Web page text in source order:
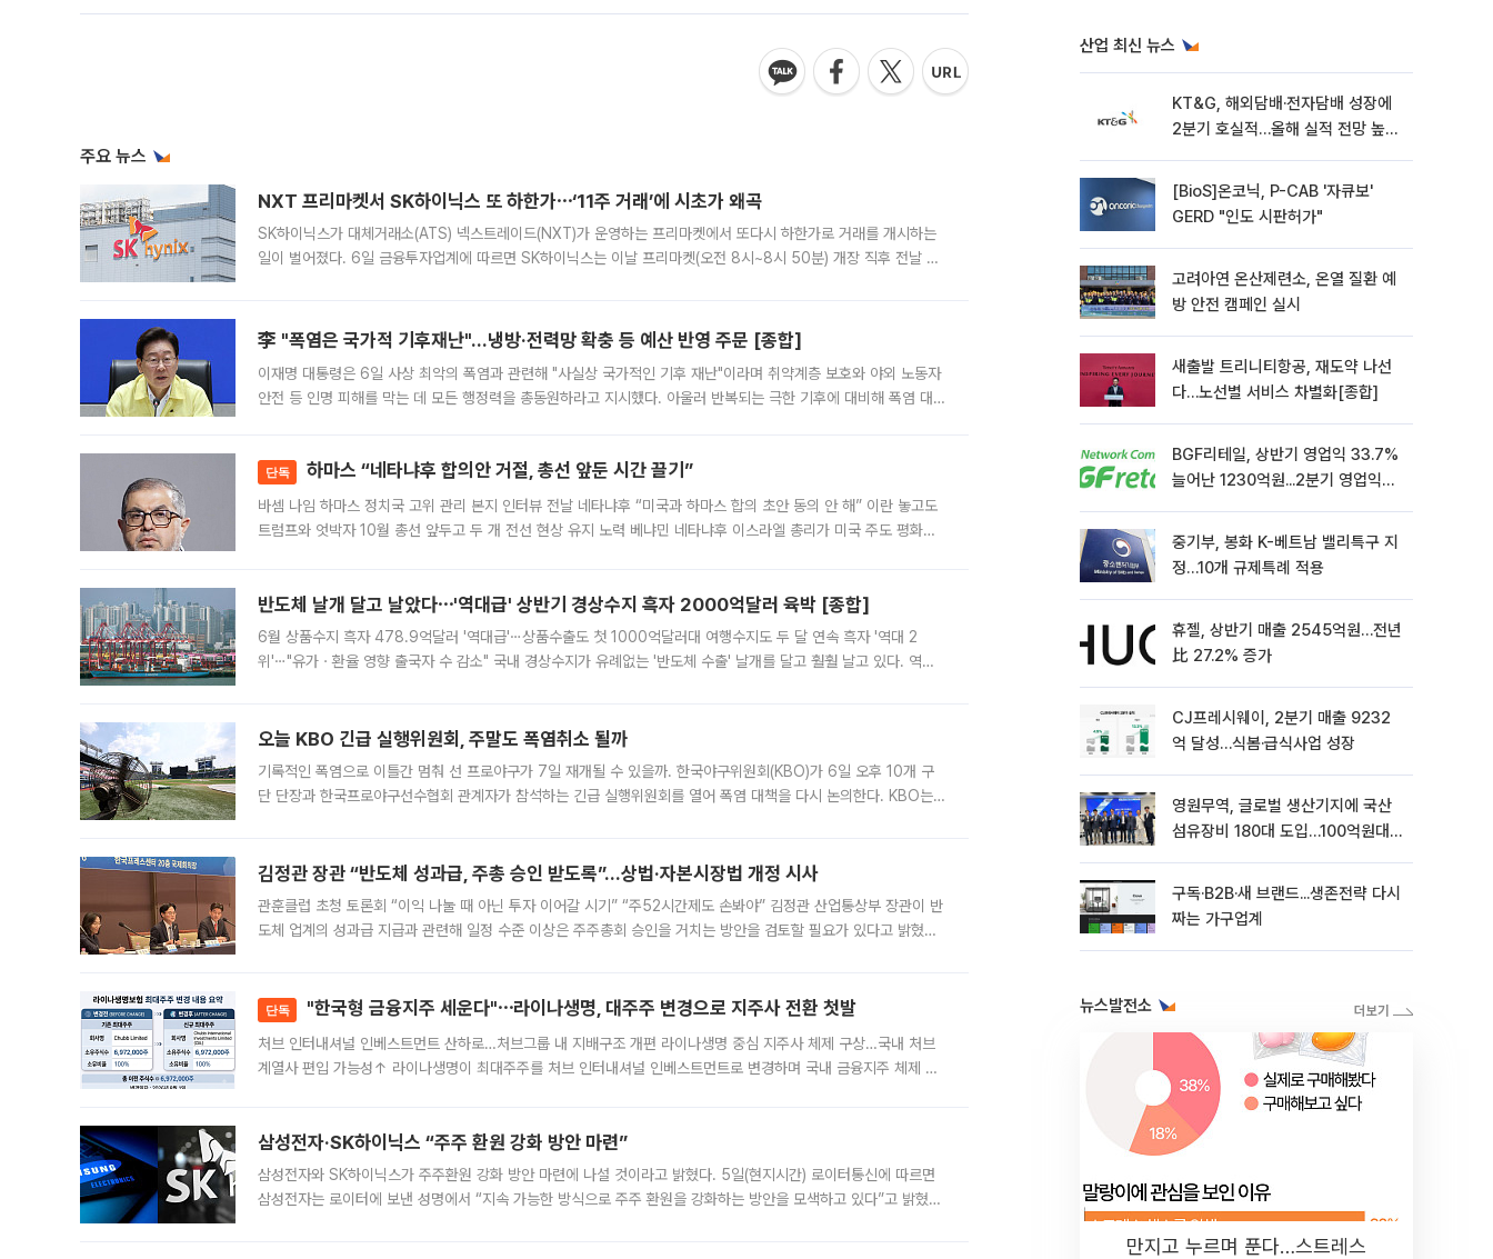
주요 뉴스
NXT 프리마켓서 SK하이닉스 또 하한가⋯‘11주 거래’에 시초가 왜곡
SK하이닉스가 대체거래소(ATS) 넥스트레이드(NXT)가 운영하는 프리마켓에서 또다시 하한가로 거래를 개시하는
일이 벌어졌다. 6일 금융투자업계에 따르면 SK하이닉스는 이날 프리마켓(오전 8시~8시 50분) 개장 직후 전날 정
李 "폭염은 국가적 기후재난"…냉방·전력망 확충 등 예산 반영 주문 [종합]
이재명 대통령은 6일 사상 최악의 폭염과 관련해 "사실상 국가적인 기후 재난"이라며 취약계층 보호와 야외 노동자
안전 등 인명 피해를 막는 데 모든 행정력을 총동원하라고 지시했다. 아울러 반복되는 극한 기후에 대비해 폭염 대응
단독 하마스 “네타냐후 합의안 거절, 총선 앞둔 시간 끌기”
바셈 나임 하마스 정치국 고위 관리 본지 인터뷰 전날 네타냐후 “미국과 하마스 합의 초안 동의 안 해” 이란 놓고도
트럼프와 엇박자 10월 총선 앞두고 두 개 전선 현상 유지 노력 베냐민 네타냐후 이스라엘 총리가 미국 주도 평화위
반도체 날개 달고 날았다⋯'역대급' 상반기 경상수지 흑자 2000억달러 육박 [종합]
6월 상품수지 흑자 478.9억달러 '역대급'⋯상품수출도 첫 1000억달러대 여행수지도 두 달 연속 흑자 '역대 2
위'⋯"유가ㆍ환율 영향 출국자 수 감소" 국내 경상수지가 유례없는 '반도체 수출' 날개를 달고 훨훨 날고 있다. 역대
오늘 KBO 긴급 실행위원회, 주말도 폭염취소 될까
기록적인 폭염으로 이틀간 멈춰 선 프로야구가 7일 재개될 수 있을까. 한국야구위원회(KBO)가 6일 오후 10개 구
단 단장과 한국프로야구선수협회 관계자가 참석하는 긴급 실행위원회를 열어 폭염 대책을 다시 논의한다. KBO는
김정관 장관 “반도체 성과급, 주총 승인 받도록”…상법·자본시장법 개정 시사
관훈클럽 초청 토론회 “이익 나눌 때 아닌 투자 이어갈 시기” “주52시간제도 손봐야” 김정관 산업통상부 장관이 반
도체 업계의 성과급 지급과 관련해 일정 수준 이상은 주주총회 승인을 거치는 방안을 검토할 필요가 있다고 밝혔다.
단독 "한국형 금융지주 세운다"⋯라이나생명, 대주주 변경으로 지주사 전환 첫발
처브 인터내셔널 인베스트먼트 산하로…처브그룹 내 지배구조 개편 라이나생명 중심 지주사 체제 구상…국내 처브
계열사 편입 가능성↑ 라이나생명이 최대주주를 처브 인터내셔널 인베스트먼트로 변경하며 국내 금융지주 체제 구
삼성전자·SK하이닉스 “주주 환원 강화 방안 마련”
삼성전자와 SK하이닉스가 주주환원 강화 방안 마련에 나설 것이라고 밝혔다. 5일(현지시간) 로이터통신에 따르면
삼성전자는 로이터에 보낸 성명에서 “지속 가능한 방식으로 주주 환원을 강화하는 방안을 모색하고 있다”고 밝혔다.
산업 최신 뉴스
KT&G, 해외담배·전자담배 성장에
2분기 호실적…올해 실적 전망 높였
[BioS]온코닉, P-CAB '자큐보'
GERD "인도 시판허가"
고려아연 온산제련소, 온열 질환 예
방 안전 캠페인 실시
새출발 트리니티항공, 재도약 나선
다…노선별 서비스 차별화[종합]
BGF리테일, 상반기 영업익 33.7%
늘어난 1230억원...2분기 영업익
중기부, 봉화 K-베트남 밸리특구 지
정…10개 규제특례 적용
휴젤, 상반기 매출 2545억원…전년
比 27.2% 증가
CJ프레시웨이, 2분기 매출 9232
억 달성…식봄·급식사업 성장
영원무역, 글로벌 생산기지에 국산
섬유장비 180대 도입…100억원대
구독·B2B·새 브랜드...생존전략 다시
짜는 가구업계
뉴스발전소
만지고 누르며 푼다…스트레스